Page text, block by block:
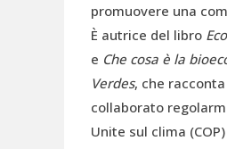
promuovere una
È autrice del libro
e Che cosa è la
Verdes, che
collaborato
Unite sul clima